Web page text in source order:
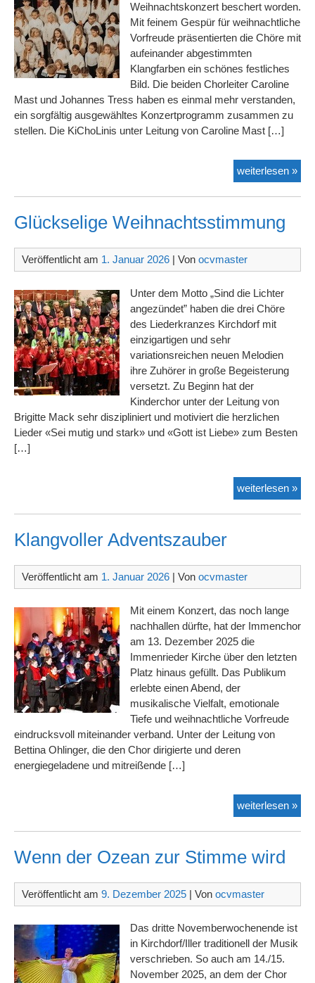
Weihnachtskonzert beschert worden.
Mit feinem Gespür für weihnachtliche
Vorfreude präsentierten die Chöre mit
aufeinander abgestimmten
Klangfarben ein schönes festliches
Bild. Die beiden Chorleiter Caroline
Mast und Johannes Tress haben es einmal mehr verstanden,
ein sorgfältig ausgewähltes Konzertprogramm zusammen zu
stellen. Die KiChoLinis unter Leitung von Caroline Mast […]
weiterlesen »
mit
Glückselige Weihnachtsstimmung
Veröffentlicht am 1. Januar 2026 | Von ocvmaster
Unter dem Motto „Sind die Lichter
angezündet” haben die drei Chöre
des Liederkranzes Kirchdorf mit
einzigartigen und sehr
variationsreichen neuen Melodien
ihre Zuhörer in große Begeisterung
versetzt. Zu Beginn hat der
Kinderchor unter der Leitung von
Brigitte Mack sehr diszipliniert und motiviert die herzlichen
Lieder «Sei mutig und stark» und «Gott ist Liebe» zum Besten
[…]
weiterlesen »
Klangvoller Adventszauber
Veröffentlicht am 1. Januar 2026 | Von ocvmaster
Mit einem Konzert, das noch lange
nachhallen dürfte, hat der Immenchor
am 13. Dezember 2025 die
Immenrieder Kirche über den letzten
Platz hinaus gefüllt. Das Publikum
erlebte einen Abend, der
musikalische Vielfalt, emotionale
Tiefe und weihnachtliche Vorfreude
eindrucksvoll miteinander verband. Unter der Leitung von
Bettina Ohlinger, die den Chor dirigierte und deren
energiegeladene und mitreißende […]
weiterlesen »
Wenn der Ozean zur Stimme wird
Veröffentlicht am 9. Dezember 2025 | Von ocvmaster
Das dritte Novemberwochenende ist
in Kirchdorf/Iller traditionell der Musik
verschrieben. So auch am 14./15.
November 2025, an dem der Chor